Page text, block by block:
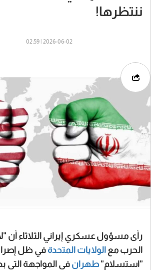
ننتظرها!
2026-06-02 | 02:59
رأى مسؤول عسكري إيراني الثلاثاء أن
الحرب مع الولايات المتحدة في ظل
"استسلام"طهران في المواجهة التي